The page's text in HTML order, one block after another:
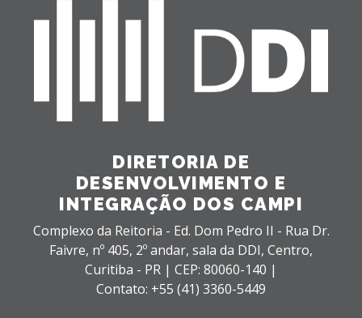
DIRETORIA DE
DESENVOLVIMENTO E
INTEGRAÇÃO DOS CAMPI
Complexo da Reitoria - Ed. Dom Pedro II - Rua Dr.
Faivre, nº 405, 2º andar, sala da DDI, Centro,
Curitiba - PR | CEP: 80060-140 |
Contato: +55 (41) 3360-5449